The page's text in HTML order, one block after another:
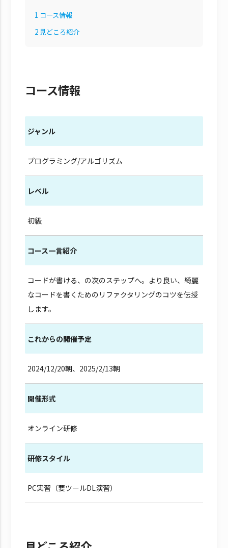
1 コース情報
2見どころ紹介
コース情報
ジャンル
プログラミング/アルゴリズム
レベル
初級
コース一言紹介
コードが書ける、の次のステップへ。より良い、綺麗
なコードを書くためのリファクタリングのコツを伝授
します。
これからの開催予定
2024/12/20朝、2025/2/13朝
開催形式
オンライン研修
研修スタイル
PC実習（要ツールDL演習）